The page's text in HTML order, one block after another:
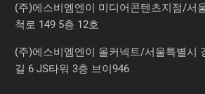
(주)에스비엠엔이 미디어콘텐츠지점/서
척로 149 5층 12호
(주)에스비엠엔이 올커넥트/서울특별시
길 6 JS타워 3층 브이946